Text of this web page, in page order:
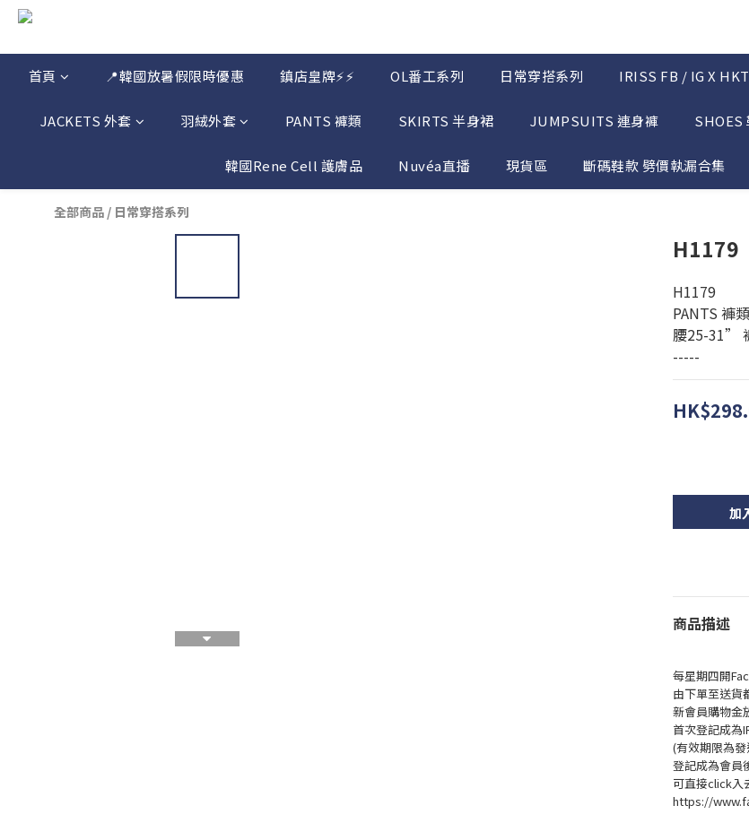
首頁 📍韓國放暑假限時優惠 鎮店皇牌⚡⚡ OL番工系列 日常穿搭系列 IRISS FB / IG X
JACKETS 外套 羽絨外套 PANTS 褲類 SKIRTS 半身裙 JUMPSUITS 連身褲 SHOES
韓國Rene Cell 護膚品 Nuvéa直播 現貨區 斷碼鞋款 劈價執漏合集
全部商品 / 日常穿搭系列
H1179
H1179
PANTS 褲類
腰25-31”
-----
加
商品描述
每星期四開
由下單至送貨
新會員購物金
首次登記成為
(有效期限為
登記成為會員
可直接click
https://